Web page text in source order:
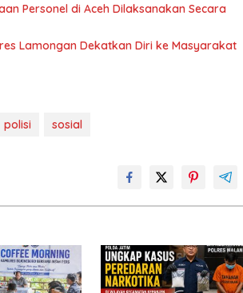
Personel di Aceh Dilaksanakan Secara
Lamongan Dekatkan Diri ke Masyarakat
polisi sosial